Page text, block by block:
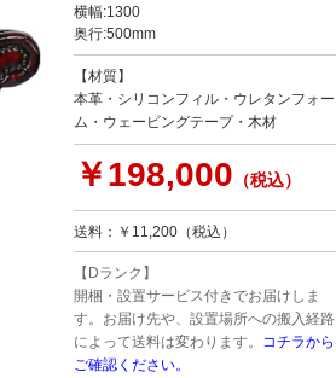
横幅:1300
奥行:500mm
【材質】
本革・シリコンフィル・ウレタンフォー
ム・ウェービングテープ・木材
￥198,000 （税込）
送料：￥11,200（税込）
【Dランク】
開梱・設置サービス付きでお届けしま
す。お届け先や、設置場所への搬入経路
によって送料は変わります。 コチラから
ご確認ください。